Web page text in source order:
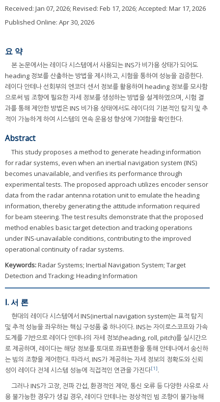
Received: Jan 07, 2026; Revised: Feb 17, 2026; Accepted: Mar 17, 2026
Published Online: Apr 30, 2026
요 약
본 논문에서는 레이다 시스템에서 사용되는 INS가 비가용 상태가 되어도
heading 정보를 산출하는 방법을 제시하고, 시험을 통하여 성능을 검증한다.
레이다 안테나 선회부의 엔코더 센서 정보를 활용하여 heading 정보를 모사함
으로써 빔 조향에 필요한 자세 정보를 생성하는 방법을 설계하였으며, 시험 결
과를 통해 제안한 방법은 INS 비가용 상태에서도 레이다의 기본적인 탐지 및 추
적이 가능하게 하여 시스템의 연속 운용성 향상에 기여함을 확인한다.
Abstract
This study proposes a method to generate heading information
for radar systems, even when an inertial navigation system (INS)
becomes unavailable, and verifies its performance through
experimental tests. The proposed approach utilizes encoder sensor
data from the radar antenna rotation unit to emulate the heading
information, thereby generating the attitude information required
for beam steering. The test results demonstrate that the proposed
method enables basic target detection and tracking operations
under INS-unavailable conditions, contributing to the improved
operational continuity of radar systems.
Keywords:Radar Systems; Inertial Navigation System; Target
Detection and Tracking; Heading Information
Ⅰ. 서 론
현대의 레이다 시스템에서 INS(inertial navigation system)는 표적 탐지
및 추적 성능을 좌우하는 핵심 구성품 중 하나이다. INS는 자이로스코프와 가속
도계를 기반으로 레이다 안테나의 자세 정보(heading, roll, pitch)를 실시간으
로 제공하며, 레이다는 해당 정보를 토대로 좌표변환을 통해 안테나에서 송신하
는 빔의 조향을 제어한다. 따라서, INS가 제공하는 자세 정보의 정확도와 신뢰
성이 레이다 전체 시스템 성능에 직접적인 연관을 가진다[1].
그러나 INS가 고장, 전파 간섭, 환경적인 제약, 통신 오류 등 다양한 사유로 사
용 불가능한 경우가 생길 경우, 레이다 안테나는 정상적인 빔 조향이 불가능해